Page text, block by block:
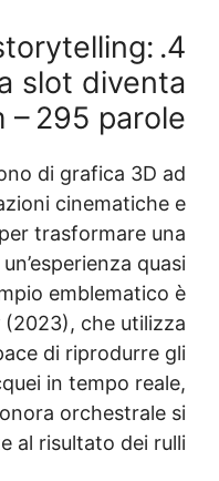
e
la slot
– 295
di grafica
animazioni
per trasformare
spin in un’esperienza
esempio
Water(2023), che
capace di
subacquei in tempo
sonora
al risultato dei